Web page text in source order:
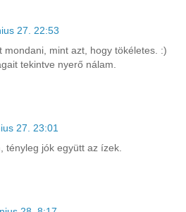
27. 22:53
mondani, mint azt, hogy tökéletes. :)
tekintve nyerő nálam.
27. 23:01
tényleg jók együtt az ízek.